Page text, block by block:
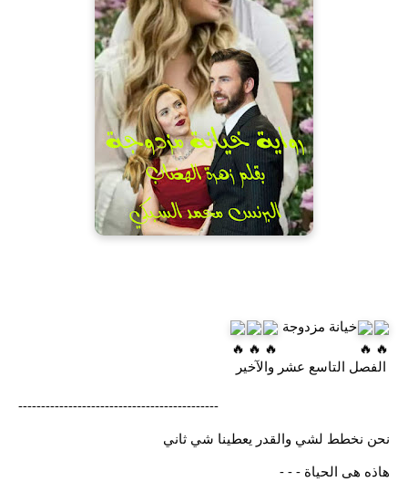
خيانة مزدوجة
--------------------------------------------
نحن نخطط لشي والقدر يعطينا شي ثاني
هاذه هى الحياة - - -